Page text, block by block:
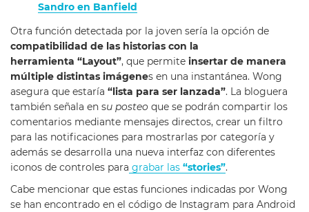
Sandro en Banfield
Otra función detectada por la joven sería la opción de
compatibilidad de las historias con la
herramienta “Layout”, que permite insertar de manera
múltiple distintas imágenes en una instantánea. Wong
asegura que estaría “lista para ser lanzada”. La bloguera
también señala en su posteo que se podrán compartir los
comentarios mediante mensajes directos, crear un filtro
para las notificaciones para mostrarlas por categoría y
además se desarrolla una nueva interfaz con diferentes
iconos de controles para grabar las “stories”.
Cabe mencionar que estas funciones indicadas por Wong
se han encontrado en el código de Instagram para Android